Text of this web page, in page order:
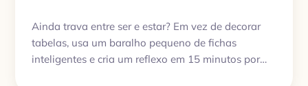
Ainda trava entre ser e estar? Em vez de decorar
tabelas, usa um baralho pequeno de fichas
inteligentes e cria um reflexo em 15 minutos por